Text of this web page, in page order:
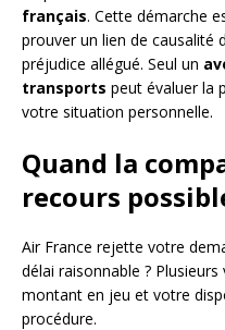
français. Cette démarche
prouver un lien de causalité
préjudice allégué. Seul un
transports peut évaluer la
votre situation personnelle.
Quand la
recours
Air France rejette votre
délai raisonnable ?
montant en jeu et votre
procédure.